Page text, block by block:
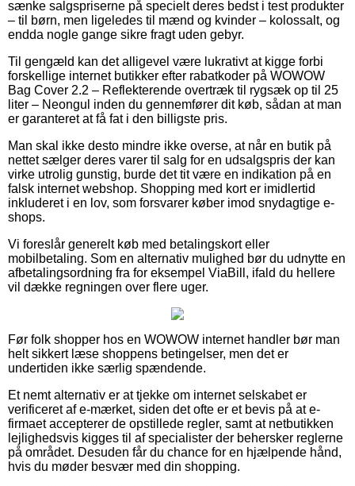
sænke salgspriserne på specielt deres bedst i test produkter
– til børn, men ligeledes til mænd og kvinder – kolossalt, og
endda nogle gange sikre fragt uden gebyr.
Til gengæld kan det alligevel være lukrativt at kigge forbi
forskellige internet butikker efter rabatkoder på WOWOW
Bag Cover 2.2 – Reflekterende overtræk til rygsæk op til 25
liter – Neongul inden du gennemfører dit køb, sådan at man
er garanteret at få fat i den billigste pris.
Man skal ikke desto mindre ikke overse, at når en butik på
nettet sælger deres varer til salg for en udsalgspris der kan
virke utrolig gunstig, burde det tit være en indikation på en
falsk internet webshop. Shopping med kort er imidlertid
inkluderet i en lov, som forsvarer køber imod snydagtige e-
shops.
Vi foreslår generelt køb med betalingskort eller
mobilbetaling. Som en alternativ mulighed bør du udnytte en
afbetalingsordning fra for eksempel ViaBill, ifald du hellere
vil dække regningen over flere uger.
Før folk shopper hos en WOWOW internet handler bør man
helt sikkert læse shoppens betingelser, men det er
undertiden ikke særlig spændende.
Et nemt alternativ er at tjekke om internet selskabet er
verificeret af e-mærket, siden det ofte er et bevis på at e-
firmaet accepterer de opstillede regler, samt at netbutikken
lejlighedsvis kigges til af specialister der behersker reglerne
på området. Desuden får du chance for en hjælpende hånd,
hvis du møder besvær med din shopping.